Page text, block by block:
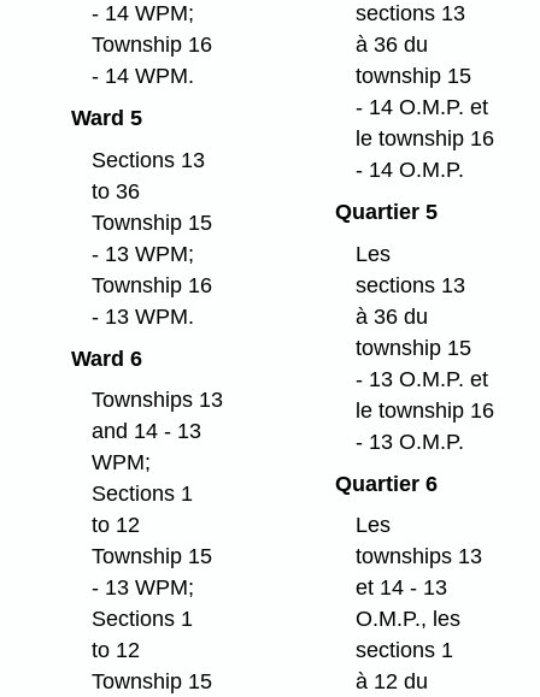
- 14 WPM;
Township 16
- 14 WPM.
Ward 5
Sections 13
to 36
Township 15
- 13 WPM;
Township 16
- 13 WPM.
Ward 6
Townships 13
and 14 - 13
WPM;
Sections 1
to 12
Township 15
- 13 WPM;
Sections 1
to 12
Township 15
sections 13
à 36 du
township 15
- 14 O.M.P. et
le township 16
- 14 O.M.P.
Quartier 5
Les
sections 13
à 36 du
township 15
- 13 O.M.P. et
le township 16
- 13 O.M.P.
Quartier 6
Les
townships 13
et 14 - 13
O.M.P., les
sections 1
à 12 du